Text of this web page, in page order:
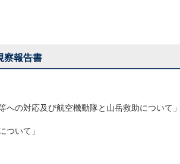
察報告書
の対応及び航空機動隊と山岳救助について」
ついて」